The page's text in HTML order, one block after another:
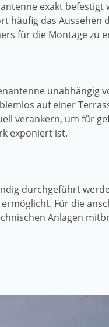
exakt befestigt
häufig das Aussehen
für die Montage zu
unabhängig
auf einer
verankern, um für
exponiert ist.
durchgeführt
Für die
Anlagen